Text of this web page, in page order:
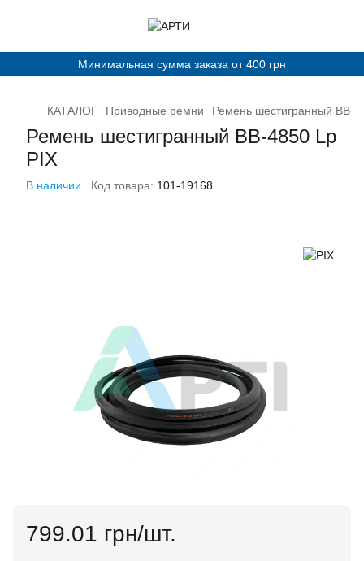
Минимальная сумма заказа от 400 грн
КАТАЛОГ Приводные ремни Ремень шестигранный ВВ-
Ремень шестигранный ВВ-4850 Lp
PIX
В наличии Код товара: 101-19168
799.01 грн/шт.